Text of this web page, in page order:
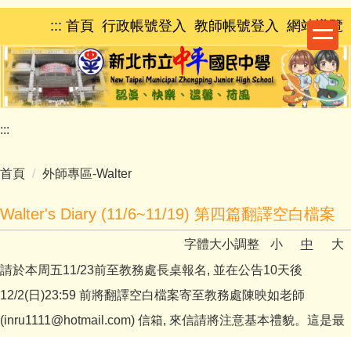
跳
主
要
內
容
區
::: 首頁 行政帳號登入 教師帳號登入 網站導覽
:::
首頁 外師專區-Walter
Walter's Diary (11/6~11/19) 第四篇翻譯空白檔案
字體大小調整 小 中
大
請於本周五11/23前至教務處長桌報名, 並在公告10天後
12/2(日)23:59 前將翻譯空白檔案寄至教務處陳映如老師
(inru1111@hotmail.com) 信箱, 來信請將注意基本禮貌。這是最